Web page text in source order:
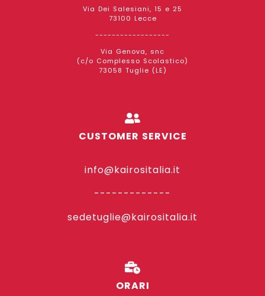
Via Dei Salesiani, 15 e 25
73100 Lecce
------------------
Via Genova, snc
(c/o Complesso Scolastico)
73058 Tuglie (LE)
CUSTOMER SERVICE
info@kairositalia.it
-------------
sedetuglie@kairositalia.it
ORARI